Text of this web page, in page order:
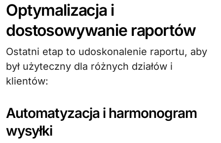
Optymalizacja i
dostosowywanie raportów
Ostatni etap to udoskonalenie raportu, aby
był użyteczny dla różnych działów i
klientów:
Automatyzacja i harmonogram
wysyłki